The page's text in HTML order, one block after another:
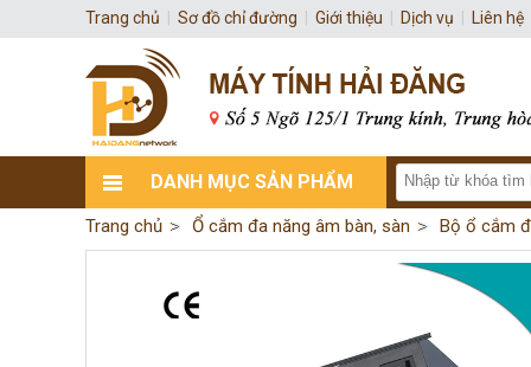
DANH MỤC SẢN PHẨM
Trang chủ Ổ cắm đa năng âm bàn, sàn Bộ ổ cắm
Trang chủ Sơ đồ chỉ đường Giới thiệu Dịch vụ Liên hệ